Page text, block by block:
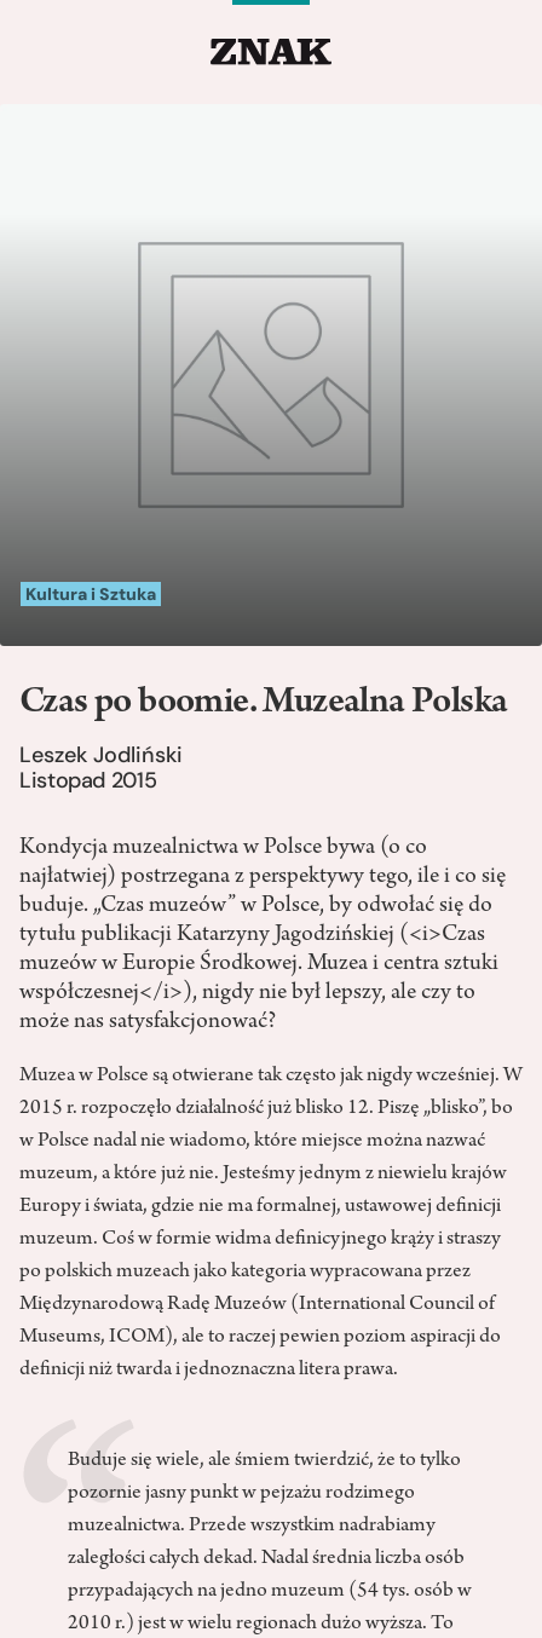
Kultura i Sztuka
Czas po boomie. Muzealna Polska
Leszek Jodliński
Listopad 2015
Kondycja muzealnictwa w Polsce bywa (o co
najłatwiej) postrzegana z perspektywy tego, ile i co się
buduje. „Czas muzeów” w Polsce, by odwołać się do
tytułu publikacji Katarzyny Jagodzińskiej (<i>Czas
muzeów w Europie Środkowej. Muzea i centra sztuki
współczesnej</i>), nigdy nie był lepszy, ale czy to
może nas satysfakcjonować?
Muzea w Polsce są otwierane tak często jak nigdy wcześniej. W
2015 r. rozpoczęło działalność już blisko 12. Piszę „blisko”, bo
w Polsce nadal nie wiadomo, które miejsce można nazwać
muzeum, a które już nie. Jesteśmy jednym z niewielu krajów
Europy i świata, gdzie nie ma formalnej, ustawowej definicji
muzeum. Coś w formie widma definicyjnego krąży i straszy
po polskich muzeach jako kategoria wypracowana przez
Międzynarodową Radę Muzeów (International Council of
Museums, ICOM), ale to raczej pewien poziom aspiracji do
definicji niż twarda i jednoznaczna litera prawa.
Buduje się wiele, ale śmiem twierdzić, że to tylko
pozornie jasny punkt w pejzażu rodzimego
muzealnictwa. Przede wszystkim nadrabiamy
zaległości całych dekad. Nadal średnia liczba osób
przypadających na jedno muzeum (54 tys. osób w
2010 r.) jest w wielu regionach dużo wyższa. To